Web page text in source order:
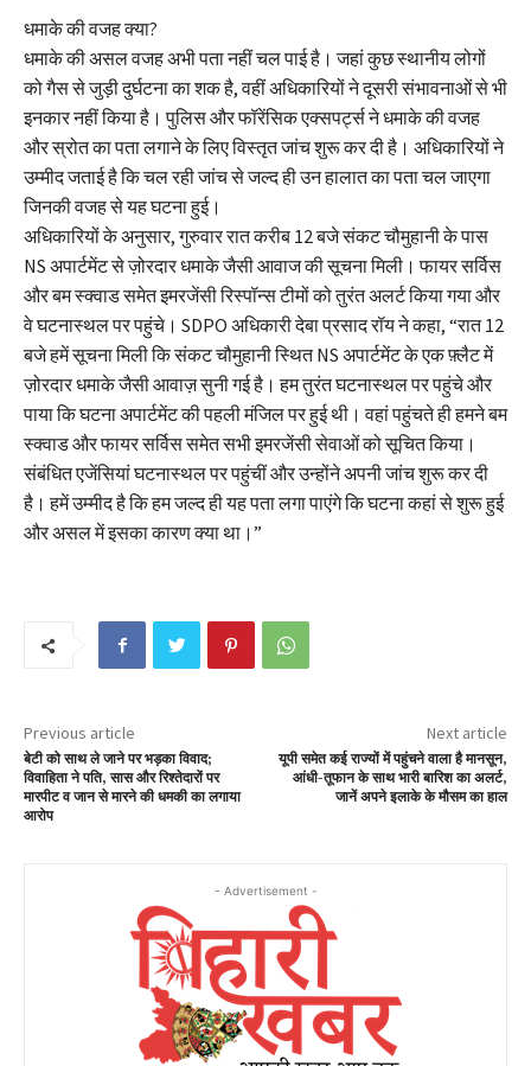
धमाके की वजह क्या?
धमाके की असल वजह अभी पता नहीं चल पाई है। जहां कुछ स्थानीय लोगों
को गैस से जुड़ी दुर्घटना का शक है, वहीं अधिकारियों ने दूसरी संभावनाओं से भी
इनकार नहीं किया है। पुलिस और फॉरेंसिक एक्सपर्ट्स ने धमाके की वजह
और स्रोत का पता लगाने के लिए विस्तृत जांच शुरू कर दी है। अधिकारियों ने
उम्मीद जताई है कि चल रही जांच से जल्द ही उन हालात का पता चल जाएगा
जिनकी वजह से यह घटना हुई।
अधिकारियों के अनुसार, गुरुवार रात करीब 12 बजे संकट चौमुहानी के पास
NS अपार्टमेंट से ज़ोरदार धमाके जैसी आवाज की सूचना मिली। फायर सर्विस
और बम स्क्वाड समेत इमरजेंसी रिस्पॉन्स टीमों को तुरंत अलर्ट किया गया और
वे घटनास्थल पर पहुंचे। SDPO अधिकारी देबा प्रसाद रॉय ने कहा, “रात 12
बजे हमें सूचना मिली कि संकट चौमुहानी स्थित NS अपार्टमेंट के एक फ़्लैट में
ज़ोरदार धमाके जैसी आवाज़ सुनी गई है। हम तुरंत घटनास्थल पर पहुंचे और
पाया कि घटना अपार्टमेंट की पहली मंजिल पर हुई थी। वहां पहुंचते ही हमने बम
स्क्वाड और फायर सर्विस समेत सभी इमरजेंसी सेवाओं को सूचित किया।
संबंधित एजेंसियां घटनास्थल पर पहुंचीं और उन्होंने अपनी जांच शुरू कर दी
है। हमें उम्मीद है कि हम जल्द ही यह पता लगा पाएंगे कि घटना कहां से शुरू हुई
और असल में इसका कारण क्या था।”
Previous article
बेटी को साथ ले जाने पर भड़का विवाद;
विवाहिता ने पति, सास और रिश्तेदारों पर
मारपीट व जान से मारने की धमकी का लगाया
आरोप
Next article
यूपी समेत कई राज्यों में पहुंचने वाला है मानसून,
आंधी-तूफान के साथ भारी बारिश का अलर्ट,
जानें अपने इलाके के मौसम का हाल
- Advertisement -